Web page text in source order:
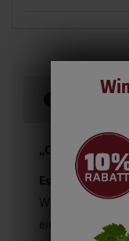
„Charme der
Estadon
Winzern der
einen guten Ruf.